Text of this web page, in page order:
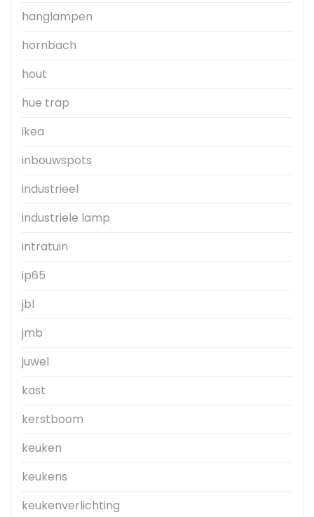
hanglampen
hornbach
hout
hue trap
ikea
inbouwspots
industrieel
industriele lamp
intratuin
ip65
jbl
jmb
juwel
kast
kerstboom
keuken
keukens
keukenverlichting